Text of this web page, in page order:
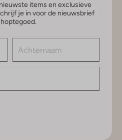
items en exclusieve
je in voor de nieuwsbrief